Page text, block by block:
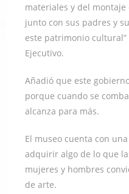
materiales y del
junto con sus padres y
este patrimonio
Ejecutivo.
Añadió que este
porque cuando se
alcanza para más.
El museo cuenta con
adquirir algo de lo que
mujeres y hombres
de arte.